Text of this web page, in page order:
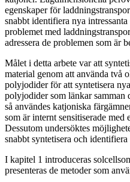
egenskaper för
snabbt identifiera nya
problemet med
adressera de problemen som är
Målet i detta arbete var att
material genom att använda två
polyjodider för att syntetisera
polyjodider som länkar samman
så användes katjoniska
som är internt sensitiserade
Dessutom undersöktes
snabbt syntetisera och
I kapitel 1 introduceras
presenteras de metoder som